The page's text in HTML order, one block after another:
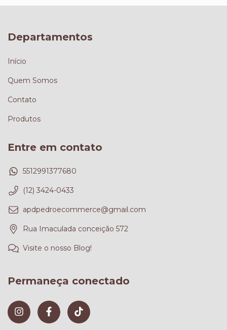
Departamentos
Início
Quem Somos
Contato
Produtos
Entre em contato
5512991377680
(12) 3424-0433
apdpedroecommerce@gmail.com
Rua Imaculada conceição 572
Visite o nosso Blog!
Permaneça conectado